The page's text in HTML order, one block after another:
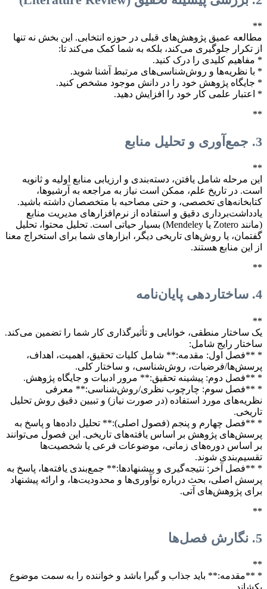
**
مطالعه عمیق پژوهش‌های قبلی در حوزه انتخابی. این بخش نه تنها
از تکرار جلوگیری می‌کند، بلکه به شما کمک می‌کند تا:
* مفاهیم کلیدی را درک کنید.
* با نظریه‌ها و روش‌شناسی‌های مرتبط آشنا شوید.
* جایگاه پژوهش خود را در دانش موجود مشخص کنید.
* اعتبار علمی کار خود را افزایش دهید.
**
3. جمع‌آوری و تحلیل منابع
**
این مرحله شامل یافتن، دسته‌بندی و ارزیابی منابع اولیه و ثانویه
است. در تاریخ علم، ممکن است نیاز به مراجعه به آرشیوها،
کتابخانه‌های تخصصی، و حتی مصاحبه با متخصصان داشته باشید.
یادداشت‌برداری دقیق و استفاده از نرم‌افزارهای مدیریت منابع
(مانند Zotero یا Mendeley) بسیار حیاتی است. تحلیل محتوا، تحلیل
گفتمان، یا روش‌های تاریخی دیگر، ابزارهای شما برای استخراج معنا
از این منابع هستند.
**
4. ساختاردهی پایان‌نامه
**
یک ساختار منطقی، خوانایی و تأثیرگذاری کار شما را تضمین می‌کند.
ساختار رایج شامل:
* **فصل اول: مقدمه:** شامل کلیات تحقیق، اهمیت، اهداف،
پرسش‌ها/فرضیات، روش‌شناسی، و ساختار کلی.
* **فصل دوم: پیشینه تحقیق:** مرور ادبیات و جایگاه پژوهش.
* **فصل سوم: چارچوب نظری/روش‌شناسی:** معرفی
نظریه‌های مورد استفاده (در صورت نیاز) و تبیین دقیق روش تحلیل
تاریخی.
* **فصل چهارم و پنجم (فصول اصلی):** تحلیل داده‌ها و پاسخ به
پرسش‌های پژوهش بر اساس یافته‌های تاریخی. این فصول می‌توانند
بر اساس دوره‌های زمانی، موضوعات فرعی یا شخصیت‌ها
تقسیم‌بندی شوند.
* **فصل آخر: نتیجه‌گیری و پیشنهادها:** جمع‌بندی یافته‌ها، پاسخ به
پرسش اصلی، بحث درباره نوآوری‌ها و محدودیت‌ها، و ارائه پیشنهاد
برای پژوهش‌های آتی.
**
5. نگارش فصل‌ها
**
* **مقدمه:** باید جذاب و گیرا باشد و خواننده را به سمت موضوع